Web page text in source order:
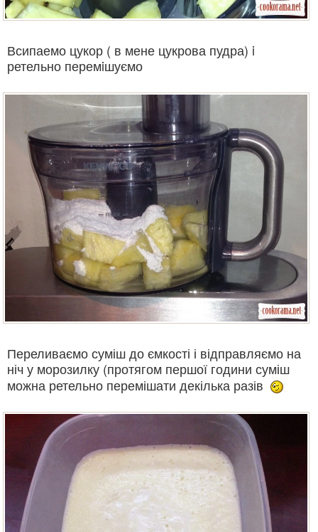
Всипаемо цукор ( в мене цукрова пудра) i
ретельно перемiшуємо
Переливаємо суміш до ємкості і відправляємо на
ніч у морозилку (протягом першої години суміш
можна ретельно перемішати декілька разів